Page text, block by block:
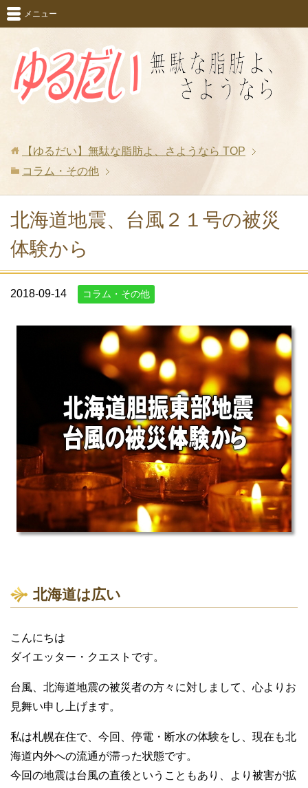
メニュー
【ゆるだい】無駄な脂肪よ、さようなら TOP
コラム・その他
北海道地震、台風２１号の被災
体験から
2018-09-14 コラム・その他
北海道は広い
こんにちは
ダイエッター・クエストです。
台風、北海道地震の被災者の方々に対しまして、心よりお
見舞い申し上げます。
私は札幌在住で、今回、停電・断水の体験をし、現在も北
海道内外への流通が滞った状態です。
今回の地震は台風の直後ということもあり、より被害が拡